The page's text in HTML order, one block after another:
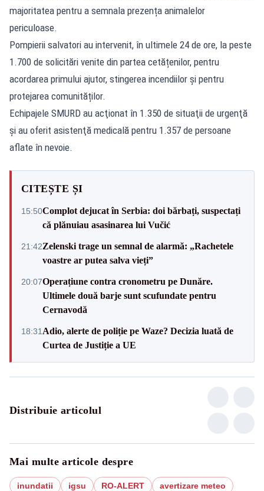
majoritatea pentru a semnala prezența animalelor
periculoase.
Pompierii salvatori au intervenit, în ultimele 24 de ore, la peste
1.700 de solicitări venite din partea cetățenilor, pentru
acordarea primului ajutor, stingerea incendiilor și pentru
protejarea comunităților.
Echipajele SMURD au acţionat în 1.350 de situaţii de urgenţă
şi au oferit asistenţă medicală pentru 1.357 de persoane
aflate în nevoie.
CITEȘTE ȘI
15:50Complot dejucat în Serbia: doi bărbați, suspectați
că plănuiau asasinarea lui Vučić
21:42Zelenski trage un semnal de alarmă: „Rachetele
voastre ar putea salva vieți”
20:07Operațiune contra cronometru pe Dunăre.
Ultimele două barje sunt scufundate pentru
Cernavodă
18:31 Adio, alerte de poliție pe Waze? Decizia luată de
Curtea de Justiție a UE
Distribuie articolul
Mai multe articole despre
inundatii igsu RO-ALERT avertizare meteo